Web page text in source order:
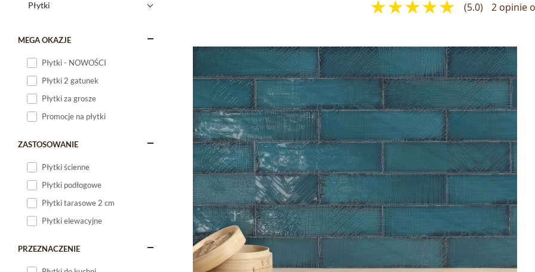
MEGA OKAZJE
Płytki - NOWOŚCI
Płytki 2 gatunek
Płytki za grosze
Promocje na płytki
ZASTOSOWANIE
Płytki ścienne
Płytki podłogowe
Płytki tarasowe 2 cm
Płytki elewacyjne
PRZEZNACZENIE
(5.0) 2 opinie